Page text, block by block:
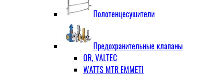
Удлинитель потока для радиатора
RD30 Корпус/диск - чугун РN16 (Тмакс
ЧАЗ (двухдисковые)
Полотенцесушители
Предохранительные клапаны
OR, VALTEC
WATTS MTR EMMETI